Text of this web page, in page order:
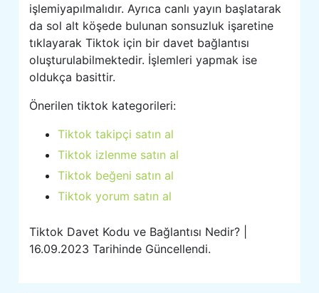
işlemiyapılmalıdır. Ayrıca canlı yayın başlatarak
da sol alt köşede bulunan sonsuzluk işaretine
tıklayarak Tiktok için bir davet bağlantısı
oluşturulabilmektedir. İşlemleri yapmak ise
oldukça basittir.
Önerilen tiktok kategorileri:
Tiktok takipçi satın al
Tiktok izlenme satın al
Tiktok beğeni satın al
Tiktok yorum satın al
Tiktok Davet Kodu ve Bağlantısı Nedir? |
16.09.2023 Tarihinde Güncellendi.